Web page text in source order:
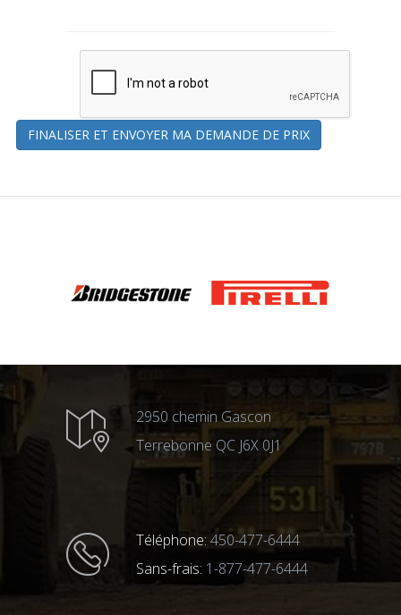
FINALISER ET ENVOYER MA DEMANDE DE PRIX
2950 chemin Gascon
Terrebonne QC J6X 0J1
Téléphone: 450-477-6444
Sans-frais: 1-877-477-6444